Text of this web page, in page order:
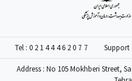
Tel : 02144462077 Support :
Address : No 105 Mokhberi Street,